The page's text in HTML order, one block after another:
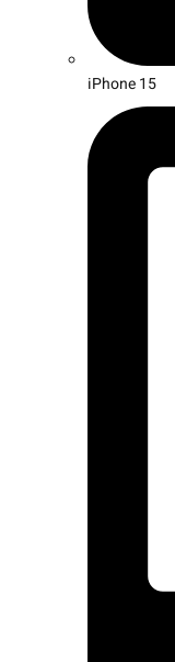
iPhone 15